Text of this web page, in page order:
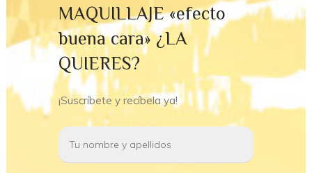
MAQUILLAJE «efecto
buena cara» ¿LA
QUIERES?
¡Suscríbete y recíbela ya!